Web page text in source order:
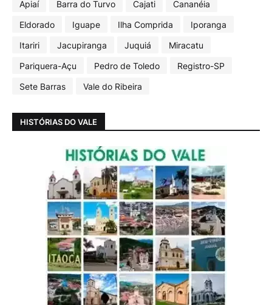
Apiaí Barra do Turvo Cajati
Cananéia
Eldorado
Iguape Ilha Comprida
Iporanga
Itariri
Jacupiranga Juquiá
Miracatu
Pariquera-Açu
Pedro de Toledo
Registro-SP
Sete Barras
Vale do Ribeira
HISTÓRIAS DO VALE